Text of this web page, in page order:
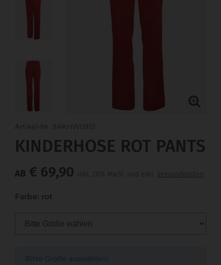
Artikel-Nr. 9AKHW0951
KINDERHOSE ROT PANTS
AB € 69,90 inkl. 20% MwSt. und exkl. Versandkosten
Farbe: rot
Bitte Größe auswählen!